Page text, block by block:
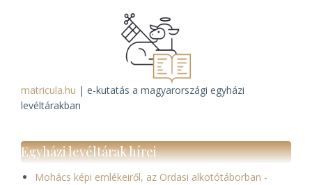
matricula.hu | e-kutatás a magyarországi egyházi
levéltárakban
Egyházi levéltárak hírei
Mohács képi emlékeiről, az Ordasi alkotótáborban -